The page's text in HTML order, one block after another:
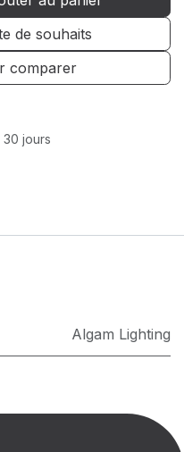
comparer
de souhaits
jours
Algam Lighting